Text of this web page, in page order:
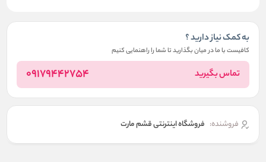
به کمک نیاز دارید ؟
کافیست با ما در میان بگذارید تا شما را راهنمایی کنیم
تماس بگیرید 09179442754
فروشنده: فروشگاه اینترنتی قشم مارت